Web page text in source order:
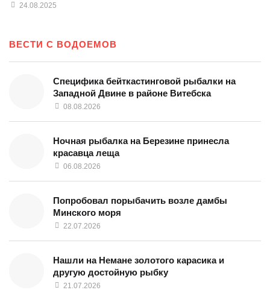
24.08.2025
ВЕСТИ С ВОДОЕМОВ
Специфика бейткастинговой рыбалки на
Западной Двине в районе Витебска
08.08.2026
Ночная рыбалка на Березине принесла
красавца леща
06.08.2026
Попробовал порыбачить возле дамбы
Минского моря
22.07.2026
Нашли на Немане золотого карасика и
другую достойную рыбку
21.07.2026